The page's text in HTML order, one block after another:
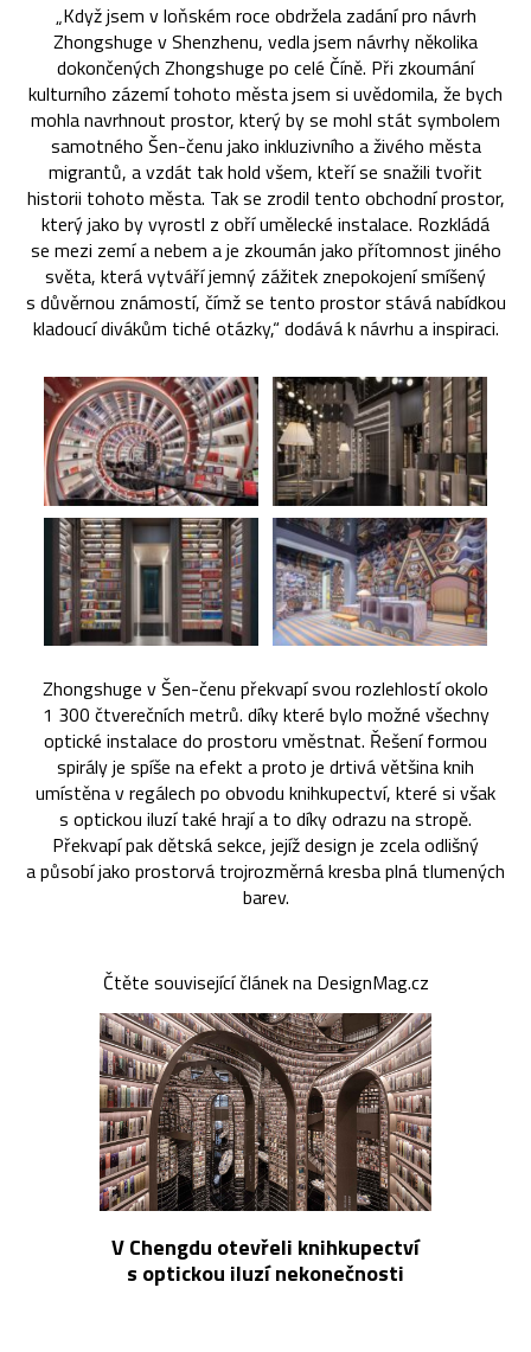
„Když jsem v loňském roce obdržela zadání pro návrh
Zhongshuge v Shenzhenu, vedla jsem návrhy několika
dokončených Zhongshuge po celé Číně. Při zkoumání
kulturního zázemí tohoto města jsem si uvědomila, že bych
mohla navrhnout prostor, který by se mohl stát symbolem
samotného Šen-čenu jako inkluzivního a živého města
migrantů, a vzdát tak hold všem, kteří se snažili tvořit
historii tohoto města. Tak se zrodil tento obchodní prostor,
který jako by vyrostl z obří umělecké instalace. Rozkládá
se mezi zemí a nebem a je zkoumán jako přítomnost jiného
světa, která vytváří jemný zážitek znepokojení smíšený
s důvěrnou známostí, čímž se tento prostor stává nabídkou
kladoucí divákům tiché otázky,“ dodává k návrhu a inspiraci.
Zhongshuge v Šen-čenu překvapí svou rozlehlostí okolo
1 300 čtverečních metrů. díky které bylo možné všechny
optické instalace do prostoru vměstnat. Řešení formou
spirály je spíše na efekt a proto je drtivá většina knih
umístěna v regálech po obvodu knihkupectví, které si však
s optickou iluzí také hrají a to díky odrazu na stropě.
Překvapí pak dětská sekce, jejíž design je zcela odlišný
a působí jako prostorvá trojrozměrná kresba plná tlumených
barev.
Čtěte související článek na DesignMag.cz
V Chengdu otevřeli knihkupectví
s optickou iluzí nekonečnosti